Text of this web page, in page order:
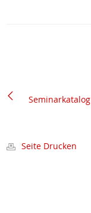
Seminarkatalog
Seite Drucken